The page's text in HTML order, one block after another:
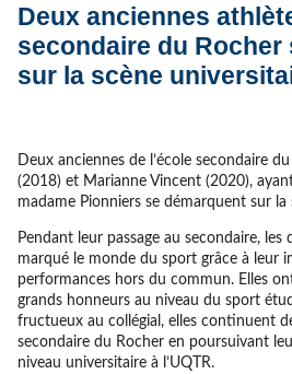
Deux anciennes
secondaire du Rocher
sur la scène
Deux anciennes de l’école secondaire
(2018) et Marianne Vincent (2020),
madame Pionniers se démarquent sur la
Pendant leur passage au secondaire,
marqué le monde du sport grâce à leur
performances hors du commun. Elles
grands honneurs au niveau du sport
fructueux au collégial, elles continuent
secondaire du Rocher en poursuivant
niveau universitaire à l’UQTR.